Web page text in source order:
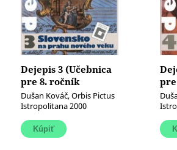
Dejepis 3 (Učebnica
pre 8. ročník
základných škôl)
(Slovensko na prahu
nového veku)
Dušan Kováč, Orbis Pictus
Istropolitana 2000